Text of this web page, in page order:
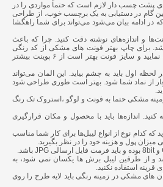
پشت چسب دار لازم است که حتماً مواردی را در
گام در دستیابی به یک برچسب خوب، از طراحی
در ادامه بیان می‌شود می‌تواند برای شما راهگشا
و اندازه‌های نوشته دقت کنید. چرا که باعث
شد. برای چاپ بهتر فونت های مشکی از کد رنگی
C=0 M=0 Y=0 K=100 استفاده نمایید و سایز فونت بهتر است از ۶ پوینت بیشتر
لحظه اول باید به چشم بیاید. این المان می‌تواند
از نماد شما شود. بهتر است طوری طراحی شود
مشکی حتما به فونت و لوگو ،استروک تک رنگ
اندازه‌ها باید با محصول و مکان قرارگیری
که کدام نوع از انواع لیبل‌ها برای کار شما مناسب
پول و هزینه خود را در نظر بگیرید.
و از طرفین لیبل برش ها یکسان نمی شود، به
استفاده نکنید.
های مشکی در زمینه رنگی باید لایه طرح را روی